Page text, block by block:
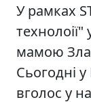
У рамках
технолоії"
мамою
Сьогодні
вголос у